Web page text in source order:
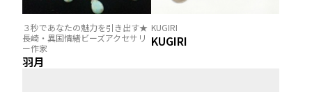
３秒であなたの魅力を引き出す★
長崎・異国情緒ビーズアクセサリ
ー作家
羽月
KUGIRI
KUGIRI